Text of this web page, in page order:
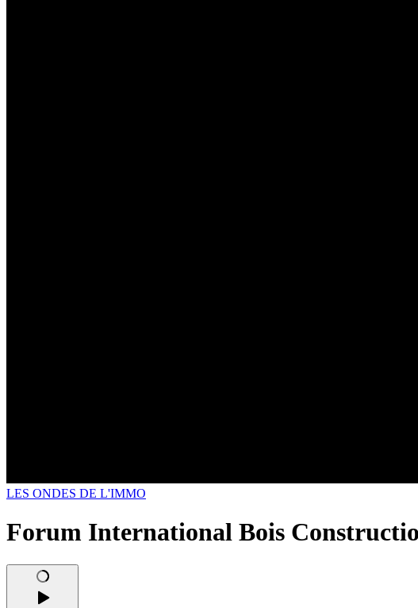
LES ONDES DE L'IMMO
Forum International Bois